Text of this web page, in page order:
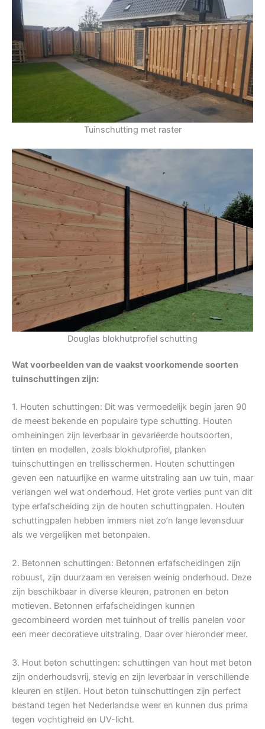
Tuinschutting met raster
Douglas blokhutprofiel schutting
Wat voorbeelden van de vaakst voorkomende soorten
tuinschuttingen zijn:
1. Houten schuttingen: Dit was vermoedelijk begin jaren 90
de meest bekende en populaire type schutting. Houten
omheiningen zijn leverbaar in gevariëerde houtsoorten,
tinten en modellen, zoals blokhutprofiel, planken
tuinschuttingen en trellisschermen. Houten schuttingen
geven een natuurlijke en warme uitstraling aan uw tuin, maar
verlangen wel wat onderhoud. Het grote verlies punt van dit
type erfafscheiding zijn de houten schuttingpalen. Houten
schuttingpalen hebben immers niet zo’n lange levensduur
als we vergelijken met betonpalen.
2. Betonnen schuttingen: Betonnen erfafscheidingen zijn
robuust, zijn duurzaam en vereisen weinig onderhoud. Deze
zijn beschikbaar in diverse kleuren, patronen en beton
motieven. Betonnen erfafscheidingen kunnen
gecombineerd worden met tuinhout of trellis panelen voor
een meer decoratieve uitstraling. Daar over hieronder meer.
3. Hout beton schuttingen: schuttingen van hout met beton
zijn onderhoudsvrij, stevig en zijn leverbaar in verschillende
kleuren en stijlen. Hout beton tuinschuttingen zijn perfect
bestand tegen het Nederlandse weer en kunnen dus prima
tegen vochtigheid en UV-licht.